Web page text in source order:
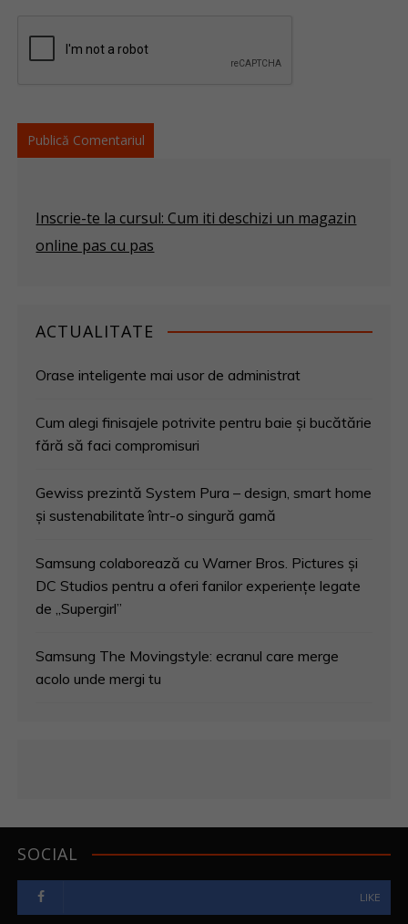
Inscrie-te la cursul: Cum iti deschizi un magazin
online pas cu pas
ACTUALITATE
Orase inteligente mai usor de administrat
Cum alegi finisajele potrivite pentru baie și bucătărie
fără să faci compromisuri
Gewiss prezintă System Pura – design, smart home
și sustenabilitate într-o singură gamă
Samsung colaborează cu Warner Bros. Pictures și
DC Studios pentru a oferi fanilor experiențe legate
de „Supergirl”
Samsung The Movingstyle: ecranul care merge
acolo unde mergi tu
SOCIAL
LIKE